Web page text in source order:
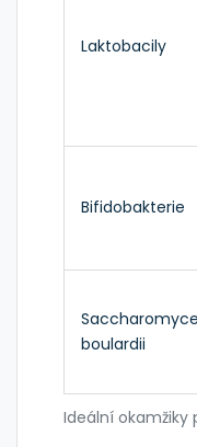
Ideální
Laktobacily
Bifidobakterie
boulardii